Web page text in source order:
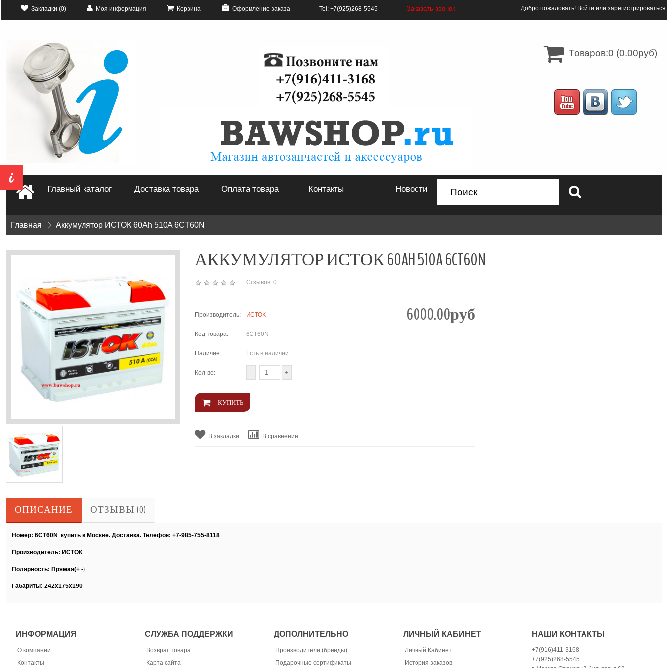
Закладки (0) Моя информация Корзина Оформление заказа Tel: +7(925)268-5545 Заказать звонок Добро пожаловать! Войти или зарегистрироваться.
Товаров:0 (0.00руб)
Главный каталог Доставка товара Оплата товара Контакты Новости
Главная » Аккумулятор ИСТОК 60Ah 510A 6CT60N
АККУМУЛЯТОР ИСТОК 60AH 510A 6CT60N
Отзывов: 0
6000.00руб
Производитель: ИСТОК
Код товара: 6CT60N
Наличие: Есть в наличии
Кол-во:
В закладки В сравнение
ОПИСАНИЕ ОТЗЫВЫ (0)
Номер: 6CT60N купить в Москве. Доставка. Телефон: +7-985-755-8118
Производитель: ИСТОК
Полярность: Прямая(+ -)
Габариты: 242х175х190
ИНФОРМАЦИЯ
О компании
Контакты
СЛУЖБА ПОДДЕРЖКИ
Возврат товара
Карта сайта
ДОПОЛНИТЕЛЬНО
Производители (бренды)
Подарочные сертификаты
ЛИЧНЫЙ КАБИНЕТ
Личный Кабинет
История заказов
НАШИ КОНТАКТЫ
+7(916)411-3168
+7(925)268-5545